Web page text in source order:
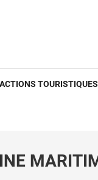
TOURISTIQUES